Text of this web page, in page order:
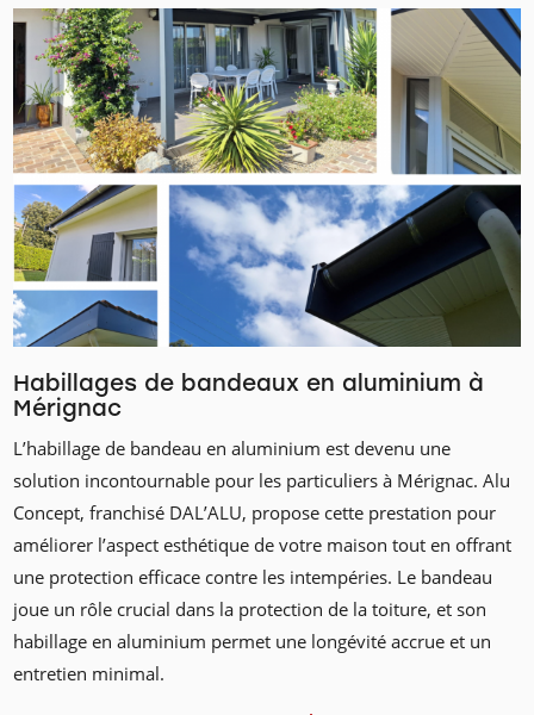
Habillages de bandeaux en aluminium à
Mérignac
L’habillage de bandeau en aluminium est devenu une
solution incontournable pour les particuliers à Mérignac. Alu
Concept, franchisé DAL’ALU, propose cette prestation pour
améliorer l’aspect esthétique de votre maison tout en offrant
une protection efficace contre les intempéries. Le bandeau
joue un rôle crucial dans la protection de la toiture, et son
habillage en aluminium permet une longévité accrue et un
entretien minimal.